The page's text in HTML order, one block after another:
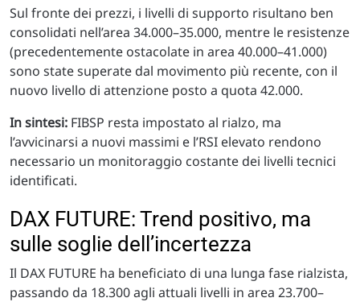
Sul fronte dei prezzi, i livelli di supporto risultano ben
consolidati nell’area 34.000–35.000, mentre le resistenze
(precedentemente ostacolate in area 40.000–41.000)
sono state superate dal movimento più recente, con il
nuovo livello di attenzione posto a quota 42.000.
In sintesi: FIBSP resta impostato al rialzo, ma
l’avvicinarsi a nuovi massimi e l’RSI elevato rendono
necessario un monitoraggio costante dei livelli tecnici
identificati.
DAX FUTURE: Trend positivo, ma
sulle soglie dell’incertezza
Il DAX FUTURE ha beneficiato di una lunga fase rialzista,
passando da 18.300 agli attuali livelli in area 23.700–